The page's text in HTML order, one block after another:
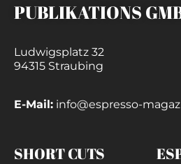
PUBLIKATIONS
Ludwigsplatz 32
94315 Straubing
E-Mail: info@espresso-
SHORT CUTS